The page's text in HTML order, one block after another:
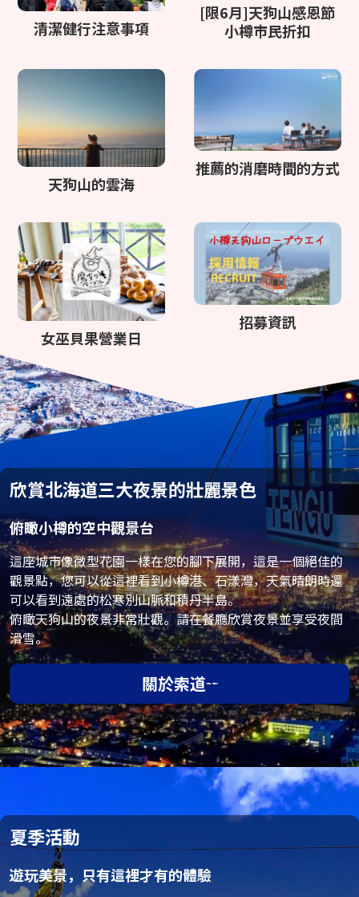
清潔健行注意事項
[限6月]天狗山感恩節
小樽市民折扣
天狗山的雲海
推薦的消磨時間的方式
女巫貝果營業日
招募資訊
欣賞北海道三大夜景的壯麗景色
俯瞰小樽的空中觀景台
這座城市像微型花園一樣在您的腳下展開，這是一個絕佳的
觀景點，您可以從這裡看到小樽港、石漾灣，天氣晴朗時還
可以看到遠處的松寒別山脈和積丹半島。
俯瞰天狗山的夜景非常壯觀。請在餐廳欣賞夜景並享受夜間
滑雪。
關於索道
夏季活動
遊玩美景，只有這裡才有的體驗